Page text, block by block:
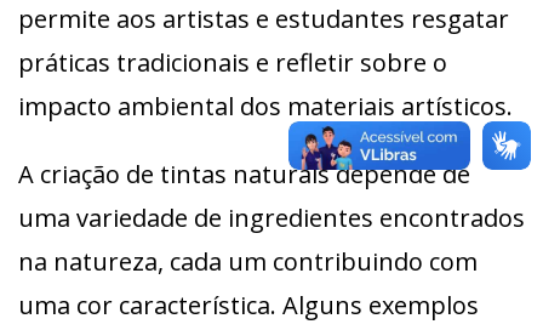
permite aos artistas e estudantes resgatar
práticas tradicionais e refletir sobre o
impacto ambiental dos materiais artísticos.
A criação de tintas naturais depende de
uma variedade de ingredientes encontrados
na natureza, cada um contribuindo com
uma cor característica. Alguns exemplos